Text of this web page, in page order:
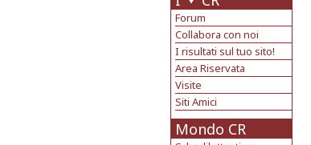
Forum
Collabora con noi
I risultati sul tuo sito!
Area Riservata
Visite
Siti Amici
Mondo CR